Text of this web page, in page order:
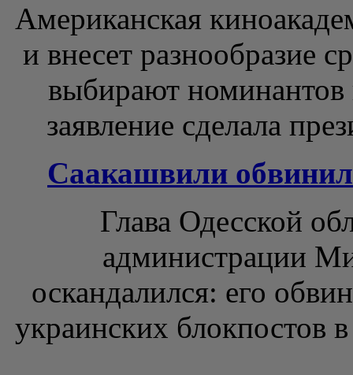
Американская
и внесет разнообразие
выбирают номинантов
заявление сделала
Саакашвили
Глава Одесской
администрации
оскандалился: его
украинских блокпостов